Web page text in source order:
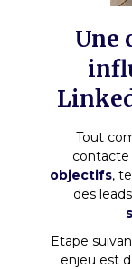
Une
Tout
contacte
objectifs,
des
Etape
enjeu est